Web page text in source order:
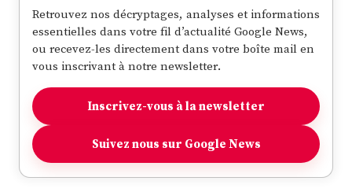
Retrouvez nos décryptages, analyses et informations
essentielles dans votre fil d’actualité Google News,
ou recevez-les directement dans votre boîte mail en
vous inscrivant à notre newsletter.
Inscrivez-vous à la newsletter
Suivez nous sur Google News